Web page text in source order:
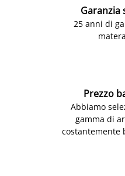
Garanzia
25 anni di
Prezzo
Abbiamo
gamma di
costantemente